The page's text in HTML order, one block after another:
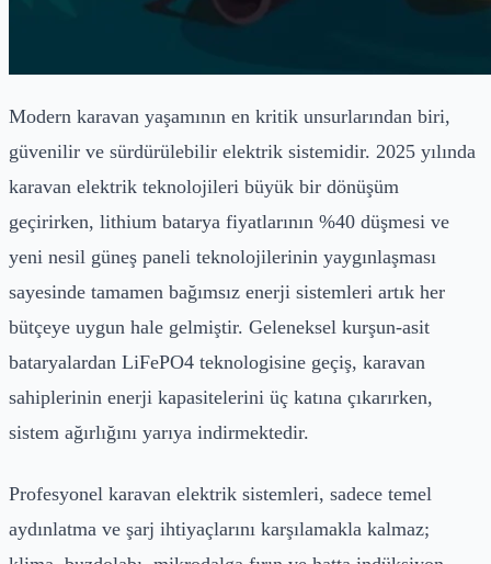
Modern karavan yaşamının en kritik unsurlarından biri,
güvenilir ve sürdürülebilir elektrik sistemidir. 2025 yılında
karavan elektrik teknolojileri büyük bir dönüşüm
geçirirken, lithium batarya fiyatlarının %40 düşmesi ve
yeni nesil güneş paneli teknolojilerinin yaygınlaşması
sayesinde tamamen bağımsız enerji sistemleri artık her
bütçeye uygun hale gelmiştir. Geleneksel kurşun-asit
bataryalardan LiFePO4 teknologisine geçiş, karavan
sahiplerinin enerji kapasitelerini üç katına çıkarırken,
sistem ağırlığını yarıya indirmektedir.
Profesyonel karavan elektrik sistemleri, sadece temel
aydınlatma ve şarj ihtiyaçlarını karşılamakla kalmaz;